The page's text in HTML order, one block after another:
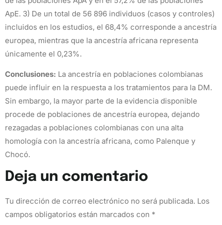
ApE. 3) De un total de 56 896 individuos (casos y controles)
incluidos en los estudios, el 68,4% corresponde a ancestría
europea, mientras que la ancestría africana representa
únicamente el 0,23%.
Conclusiones: La ancestría en poblaciones colombianas
puede influir en la respuesta a los tratamientos para la DM.
Sin embargo, la mayor parte de la evidencia disponible
procede de poblaciones de ancestría europea, dejando
rezagadas a poblaciones colombianas con una alta
homología con la ancestría africana, como Palenque y
Chocó.
Deja un comentario
Tu dirección de correo electrónico no será publicada. Los
campos obligatorios están marcados con *